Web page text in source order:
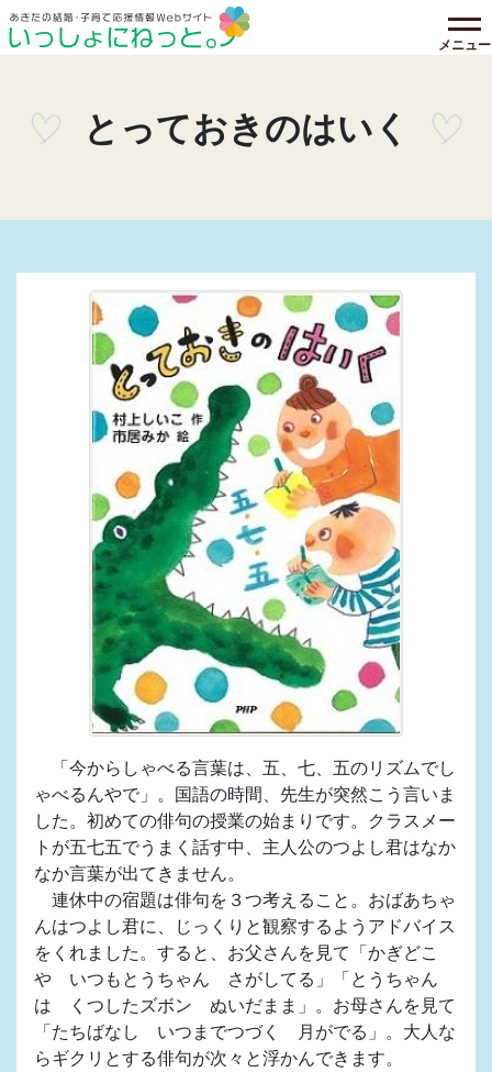
メニュー
とっておきのはいく
「今からしゃべる言葉は、五、七、五のリズムでし
ゃべるんやで」。国語の時間、先生が突然こう言いま
した。初めての俳句の授業の始まりです。クラスメー
トが五七五でうまく話す中、主人公のつよし君はなか
なか言葉が出てきません。
連休中の宿題は俳句を３つ考えること。おばあちゃ
んはつよし君に、じっくりと観察するようアドバイス
をくれました。すると、お父さんを見て「かぎどこ
や いつもとうちゃん さがしてる」「とうちゃん
は くつしたズボン ぬいだまま」。お母さんを見て
「たちばなし いつまでつづく 月がでる」。大人な
らギクリとする俳句が次々と浮かんできます。